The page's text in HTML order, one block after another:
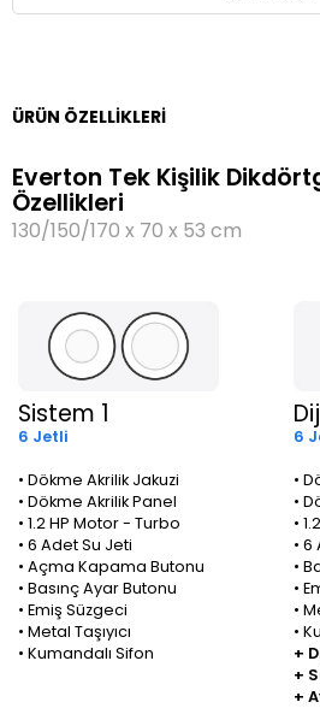
ÜRÜN ÖZELLIKLERI
Everton Tek Kişilik
Özellikleri
130/150/170 x 70 x 53 cm
Sistem 1
6 Jetli
• Dökme Akrilik Jakuzi
• Dökme Akrilik Panel
• 1.2 HP Motor - Turbo
• 6 Adet Su Jeti
• Açma Kapama Butonu
• Basınç Ayar Butonu
• Emiş Süzgeci
• Metal Taşıyıcı
• Kumandalı Sifon
6
•
•
•
•
•
•
•
•
+
+
+